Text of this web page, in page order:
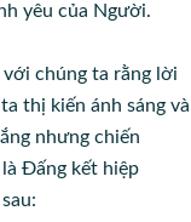
yêu của Người.
chúng ta rằng lời
thị kiến ánh sáng và
nhưng chiến
Đấng kết hiệp